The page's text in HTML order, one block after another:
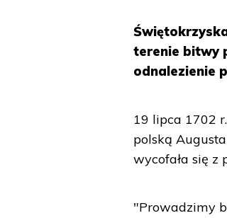
terenie bitwy
odnalezienie
19 lipca 1702
polską
wycofała się z
"Prowadzimy